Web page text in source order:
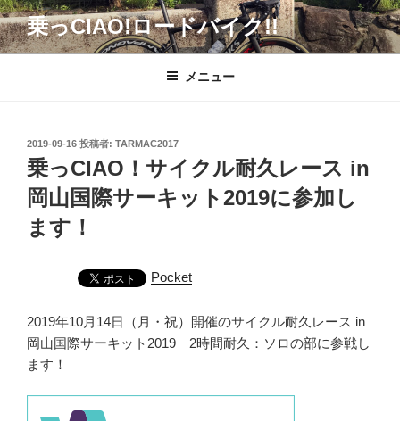
コ
ン
テ
乗っCIAO!ロードバイク!!
メニュー
投
稿
日:
2019-09-16 投稿者: TARMAC2017
乗っCIAO！サイクル耐久レース in
岡山国際サーキット2019に参加し
ます！
Pocket
2019年10月14日（月・祝）開催のサイクル耐久レース in
岡山国際サーキット2019 2時間耐久：ソロの部に参戦し
ます！